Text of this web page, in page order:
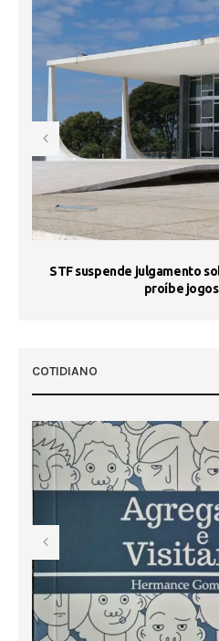
STF suspende julgamento
proíbe
COTIDIANO